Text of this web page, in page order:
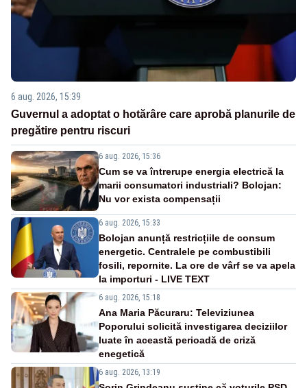
6 aug. 2026, 15:39
Guvernul a adoptat o hotărâre care aprobă planurile de
pregătire pentru riscuri
6 aug. 2026, 15:36
Cum se va întrerupe energia electrică la
marii consumatori industriali? Bolojan:
Nu vor exista compensații
6 aug. 2026, 15:33
Bolojan anunță restricțiile de consum
energetic. Centralele pe combustibili
fosili, repornite. La ore de vârf se va apela
la importuri - LIVE TEXT
6 aug. 2026, 15:18
Ana Maria Păcuraru: Televiziunea
Poporului solicită investigarea deciziilor
luate în această perioadă de criză
enegetică
6 aug. 2026, 13:19